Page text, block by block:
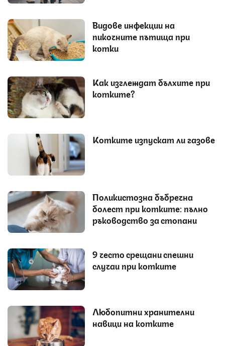
Видове инфекции на
пикочните пътища при
котки
Как изглеждат бълхите при
котките?
Котките изпускат ли газове
Поликистозна бъбречна
болест при котките: пълно
ръководство за стопани
9 често срещани спешни
случаи при котките
Любопитни хранителни
навици на котките